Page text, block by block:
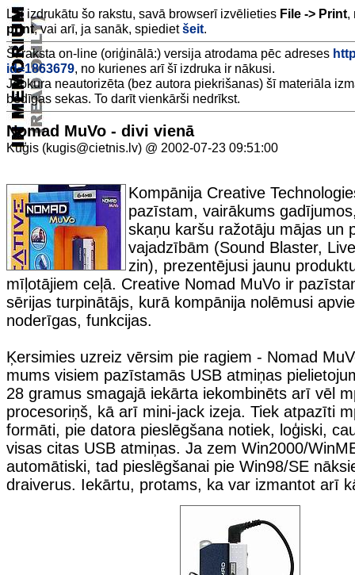
Lai izdrukātu šo rakstu, savā browserī izvēlieties File -> Print,
print, vai arī, ja sanāk, spiedietšeit.
Šī raksta on-line (oriģinālā:) versija atrodama pēc adreses
id=1863679, no kurienes arī šī izdruka ir nākusi.
Jebkura neautorizēta (bez autora piekrišanas) šī materiāla
bēdīgas sekas. To darīt vienkārši nedrīkst.
Nomad MuVo - divi vienā
Kuģis (kugis@cietnis.lv) @ 2002-07-23 09:51:00
Kompānija Creative
pazīstam, vairākums
skaņu karšu ražotāju mājas un
vajadzībām (Sound Blaster,
zin), prezentējusi jaunu
mīļotājiem ceļā. Creative Nomad MuVo ir
sērijas turpinātājs, kurā kompānija nolēmusi
noderīgas, funkcijas.
Ķersimies uzreiz vērsim pie ragiem - Nomad
mums visiem pazīstamās USB atmiņas
28 gramus smagajā iekārta iekombinēts arī vēl
procesoriņš, kā arī mini-jack izeja. Tiek atpazīti
formāti, pie datora pieslēgšana notiek, loģiski,
visas citas USB atmiņas. Ja zem Win2000/
automātiski, tad pieslēgšanai pie Win98/SE
draiverus. Iekārtu, protams, ka var izmantot arī